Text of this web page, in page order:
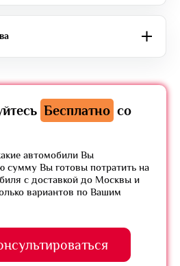
Бесплатно со
автомобили Вы
сумму Вы готовы потратить на
с доставкой до Москвы и
вариантов по Вашим